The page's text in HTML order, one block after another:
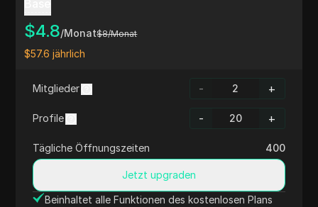
$8/Monat
$4.8/Monat
$57.6 jährlich
Mitglieder - +
Profile - +
Tägliche Öffnungszeiten 400
Jetzt upgraden
Beinhaltet alle Funktionen des kostenlosen Plans